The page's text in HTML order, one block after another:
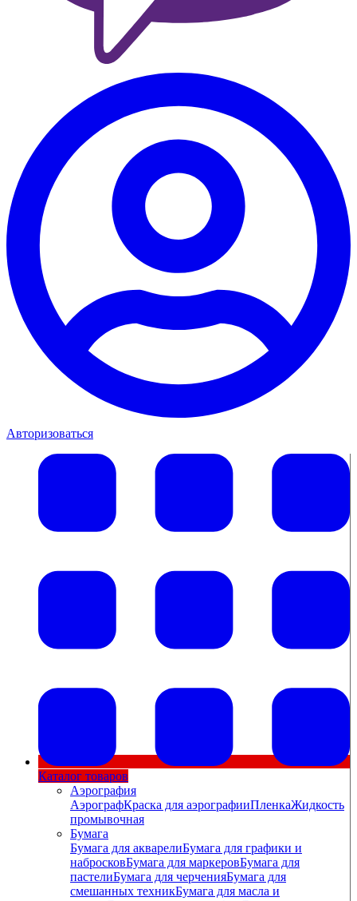
Авторизоваться
Каталог товаров
Аэрография
АэрографКраска для аэрографииПленкаЖидкость
промывочная
Бумага
Бумага для акварелиБумага для графики и
набросковБумага для маркеровБумага для
пастелиБумага для черченияБумага для
смешанных техникБумага для масла и